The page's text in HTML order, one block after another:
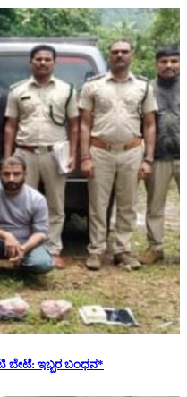
ಬೇಟೆ: ಇಬ್ಬರ ಬಂಧನ*